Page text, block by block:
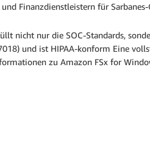
Finanzdienstleistern für
nicht nur die SOC-Standards,
und ist HIPAA-konform Eine
zu Amazon FSx for